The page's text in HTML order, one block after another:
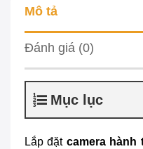
Mô tả
Đánh giá (0)
Mục lục
Lắp đặt camera hành